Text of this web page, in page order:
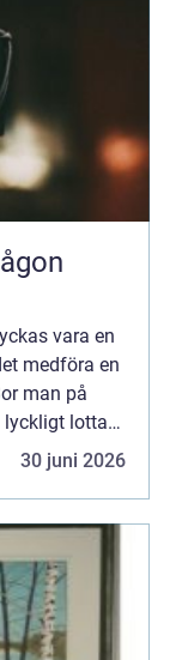
vara en
medföra en
man på
lyckligt lottad
30 juni 2026